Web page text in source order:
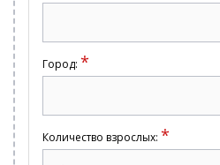
Город: *
Количество взрослых: *